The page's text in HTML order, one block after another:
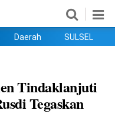
Daerah SULSEL
Tindaklanjuti
Tegaskan